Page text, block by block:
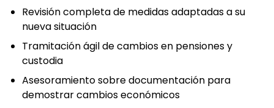
Revisión completa de medidas adaptadas a su
nueva situación
Tramitación ágil de cambios en pensiones y
custodia
Asesoramiento sobre documentación para
demostrar cambios económicos